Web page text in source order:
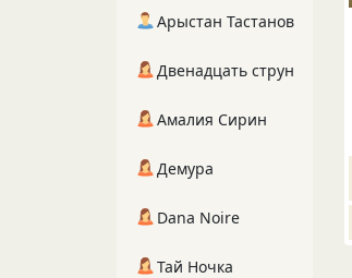
Арыстан Тастанов
Двенадцать струн
Амалия Сирин
Демура
Dana Noire
Тай Ночка